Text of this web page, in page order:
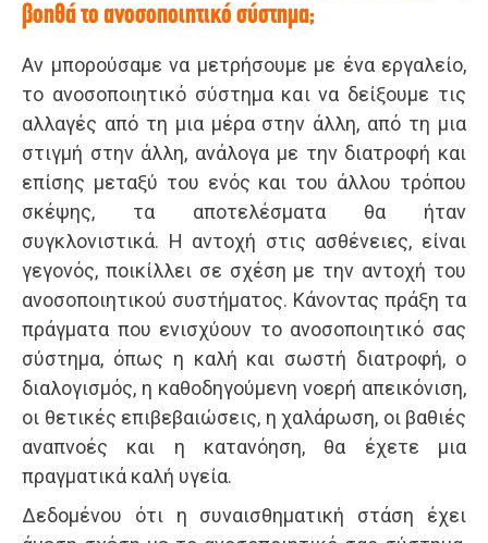
βοηθά το ανοσοποιητικό σύστημα;
Αν μπορούσαμε να μετρήσουμε με ένα εργαλείο,
το ανοσοποιητικό σύστημα και να δείξουμε τις
αλλαγές από τη μια μέρα στην άλλη, από τη μια
στιγμή στην άλλη, ανάλογα με την διατροφή και
επίσης μεταξύ του ενός και του άλλου τρόπου
σκέψης, τα αποτελέσματα θα ήταν
συγκλονιστικά. Η αντοχή στις ασθένειες, είναι
γεγονός, ποικίλλει σε σχέση με την αντοχή του
ανοσοποιητικού συστήματος. Κάνοντας πράξη τα
πράγματα που ενισχύουν το ανοσοποιητικό σας
σύστημα, όπως η καλή και σωστή διατροφή, ο
διαλογισμός, η καθοδηγούμενη νοερή απεικόνιση,
οι θετικές επιβεβαιώσεις, η χαλάρωση, οι βαθιές
αναπνοές και η κατανόηση, θα έχετε μια
πραγματικά καλή υγεία.
Δεδομένου ότι η συναισθηματική στάση έχει